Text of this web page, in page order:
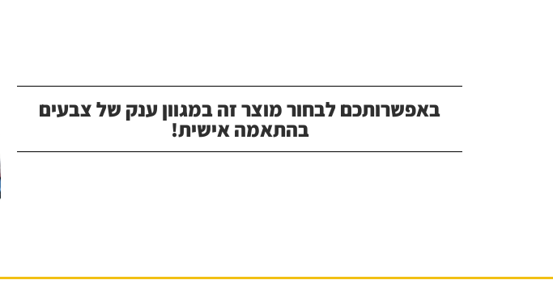
באפשרותכם לבחור מוצר זה במגוון ענק של צבעים
בהתאמה אישית!